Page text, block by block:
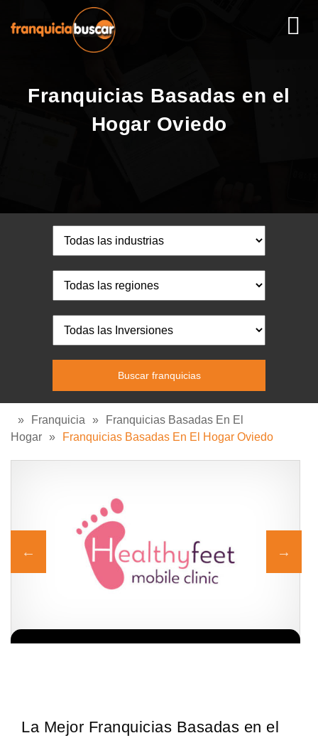
Franquicias Basadas en el
Hogar Oviedo
» Franquicia »
Franquicias Basadas En El
Hogar » Franquicias Basadas En El Hogar Oviedo
La Mejor Franquicias Basadas en el